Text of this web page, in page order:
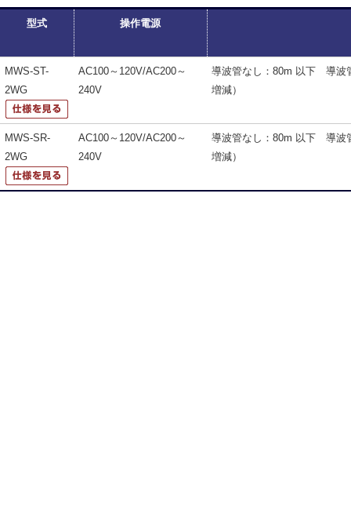
型式 操作電源
MWS-ST-
2WG
AC100～120V/AC200～
240V
導波管なし：80m 以下 導波
増減）
MWS-SR-
2WG
AC100～120V/AC200～
240V
導波管なし：80m 以下 導波
増減）